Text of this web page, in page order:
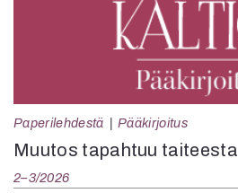
Paperilehdestä Pääkirjoitus
Muutos tapahtuu taiteesta
2–3/2026